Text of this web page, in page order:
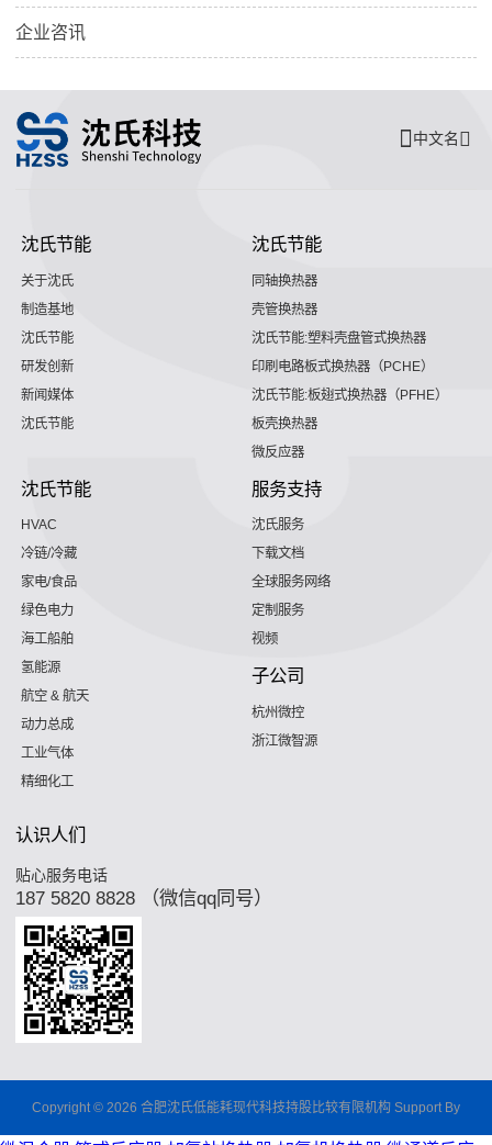
企业咨讯
中文名
沈氏节能
关于沈氏
制造基地
沈氏节能
研发创新
新闻媒体
沈氏节能
沈氏节能
同轴换热器
壳管换热器
沈氏节能:塑料壳盘管式换热器
印刷电路板式换热器（PCHE）
沈氏节能:板翅式换热器（PFHE）
板壳换热器
微反应器
沈氏节能
HVAC
冷链/冷藏
家电/食品
绿色电力
海工船舶
氢能源
航空 & 航天
动力总成
工业气体
精细化工
服务支持
沈氏服务
下载文档
全球服务网络
定制服务
视频
子公司
杭州微控
浙江微智源
认识人们
贴心服务电话
187 5820 8828 （微信qq同号）
Copyright © 2026 合肥沈氏低能耗现代科技持股比较有限机构 Support By